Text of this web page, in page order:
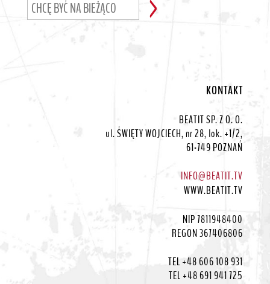
KONTAKT
BEATIT SP. Z O. O.
ul. ŚWIĘTY WOJCIECH, nr 28, lok. +1/2,
61-749 POZNAŃ
INFO@BEATIT.TV
WWW.BEATIT.TV
NIP 7811948400
REGON 367406806
TEL +48 606 108 931
TEL +48 691 941 725